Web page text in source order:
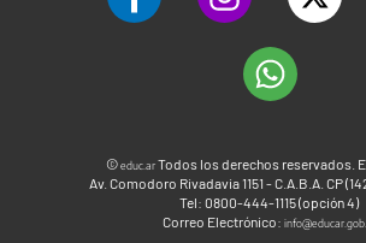
©educ.arTodos los derechos reservados.
Av. Comodoro Rivadavia 1151 - C.A.B.A. CP
Tel: 0800-444-1115 (opción 4)
Correo Electrónico: